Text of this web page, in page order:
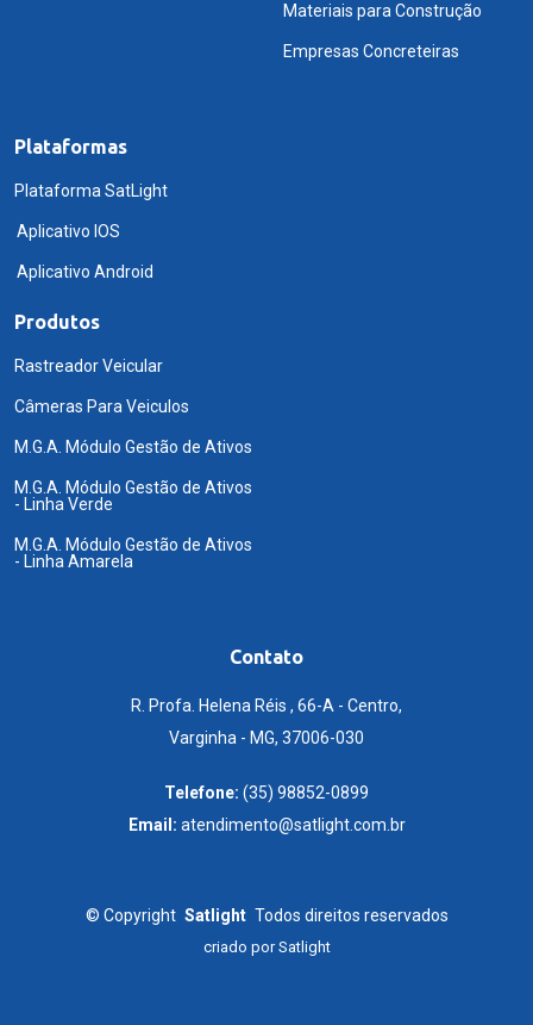
Materiais para Construção
Empresas Concreteiras
Plataformas
Plataforma SatLight
Aplicativo IOS
Aplicativo Android
Produtos
Rastreador Veicular
Câmeras Para Veiculos
M.G.A. Módulo Gestão de Ativos
M.G.A. Módulo Gestão de Ativos
- Linha Verde
M.G.A. Módulo Gestão de Ativos
- Linha Amarela
Contato
R. Profa. Helena Réis , 66-A - Centro,
Varginha - MG, 37006-030
Telefone: (35) 98852-0899
Email: atendimento@satlight.com.br
© Copyright Satlight Todos direitos reservados
criado porSatlight